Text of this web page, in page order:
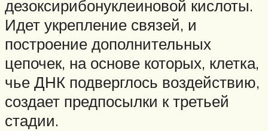
дезоксирибонуклеиновой кислоты.
Идет укрепление связей, и
построение дополнительных
цепочек, на основе которых, клетка,
чье ДНК подверглось воздействию,
создает предпосылки к третьей
стадии.